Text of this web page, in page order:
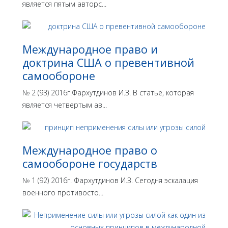
является пятым авторс...
Международное право и
доктрина США о превентивной
самообороне
№ 2 (93) 2016г.Фархутдинов И.З. В статье, которая
является четвертым ав...
Международное право о
самообороне государств
№ 1 (92) 2016г. Фархутдинов И.З. Сегодня эскалация
военного противосто...